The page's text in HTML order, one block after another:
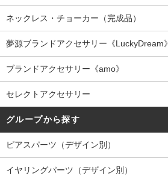
ネックレス・チョーカー（完成品）
夢源ブランドアクセサリー《LuckyDream》
ブランドアクセサリー《amo》
セレクトアクセサリー
グループから探す
ピアスパーツ（デザイン別）
イヤリングパーツ（デザイン別）